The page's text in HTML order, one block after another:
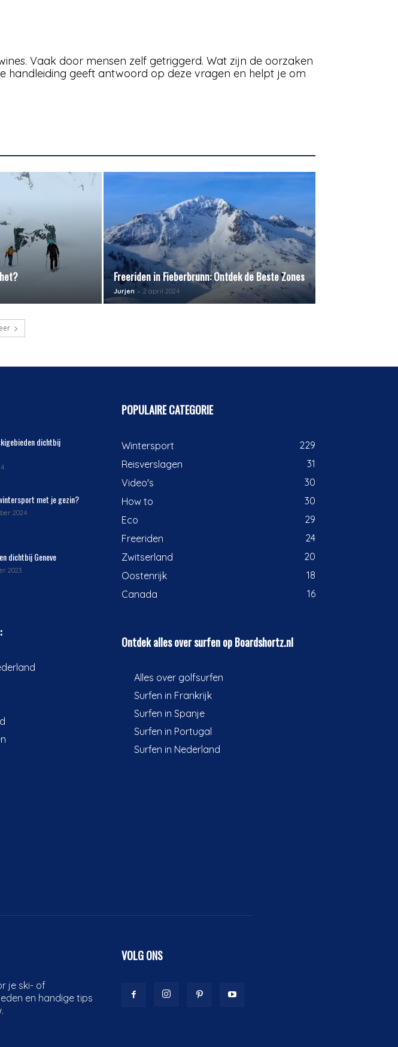
Vaak door mensen zelf getriggerd. Wat zijn de oorzaken
handleiding geeft antwoord op deze vragen en helpt je om
Freeriden in Fieberbrunn: Ontdek de Beste Zones
Jurjen - 2 april 2024
dichtbij
met je gezin?
2024
dichtbij Geneve
2023
POPULAIRE CATEGORIE
Wintersport
229
Reisverslagen
31
Video's
30
How to
30
Eco
29
Freeriden
24
Zwitserland
20
Oostenrijk
18
Canada
16
Ontdek alles over surfen op Boardshortz.nl
Alles over golfsurfen
Surfen in Frankrijk
Surfen in Spanje
Surfen in Portugal
Surfen in Nederland
je ski- of
en handige tips
VOLG ONS